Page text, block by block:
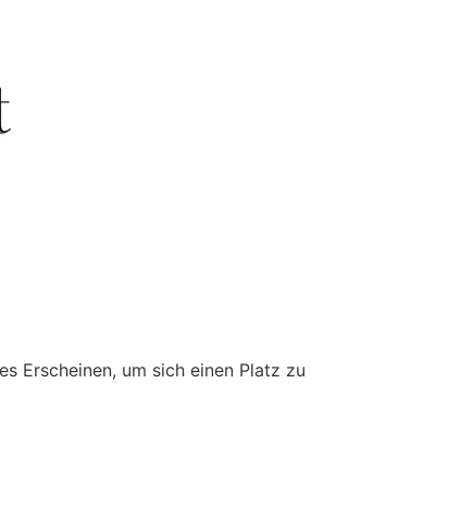
Erscheinen, um sich einen Platz zu